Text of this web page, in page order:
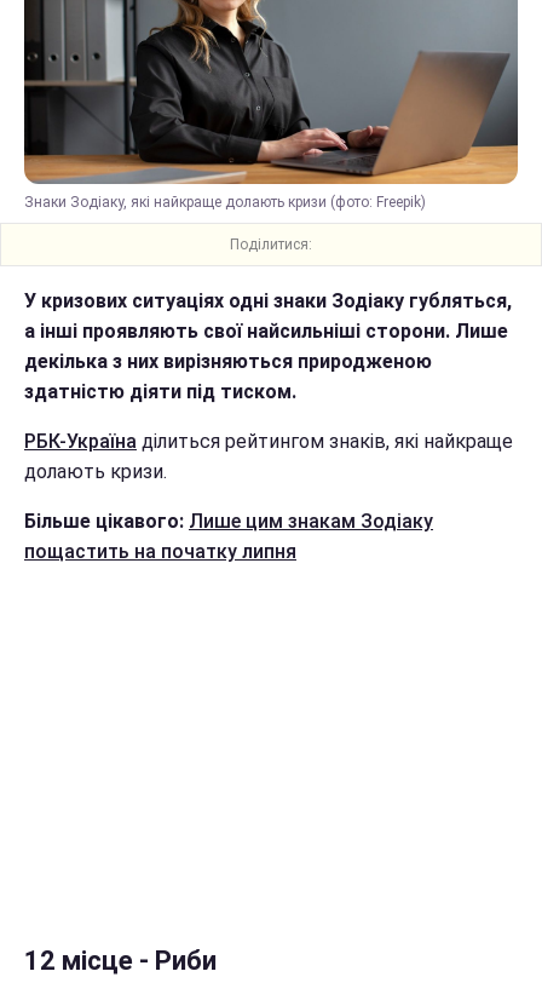
Знаки Зодіаку, які найкраще долають кризи (фото: Freepik)
Поділитися:
У кризових ситуаціях одні знаки Зодіаку губляться,
а інші проявляють свої найсильніші сторони. Лише
декілька з них вирізняються природженою
здатністю діяти під тиском.
РБК-Україна ділиться рейтингом знаків, які найкраще
долають кризи.
Більше цікавого: Лише цим знакам Зодіаку
пощастить на початку липня
12 місце - Риби